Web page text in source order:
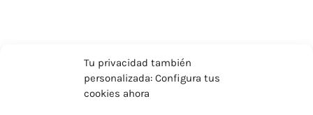
Tu privacidad también
personalizada: Configura tus
cookies ahora